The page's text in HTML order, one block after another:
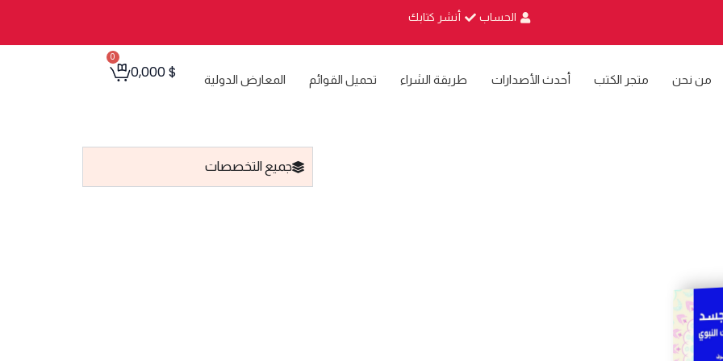
الحساب أنشر كتابك
من نحن متجر الكتب أحدث الأصدارات طريقة الشراء تحميل القوائم المعارض الدولية 0,000$
0
Cart
جميع التخصصات